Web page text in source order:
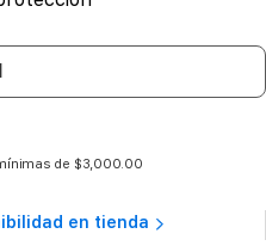
de $3,000.00
en tienda